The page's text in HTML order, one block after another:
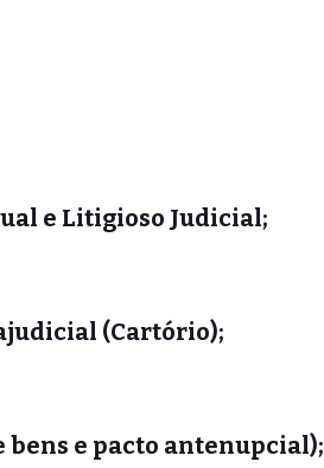
e Litigioso Judicial;
(Cartório);
bens e pacto antenupcial);